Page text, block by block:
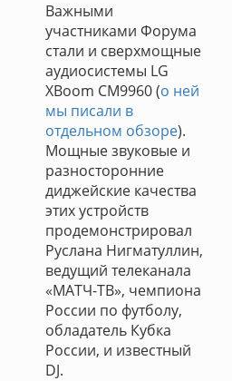
Важными
участниками Форума
стали и сверхмощные
аудиосистемы LG
XBoom CM9960 (о ней
мы писали в
отдельном обзоре).
Мощные звуковые и
разносторонние
диджейские качества
этих устройств
продемонстрировал
Руслана Нигматуллин,
ведущий телеканала
«МАТЧ-ТВ», чемпиона
России по футболу,
обладатель Кубка
России, и известный
DJ.